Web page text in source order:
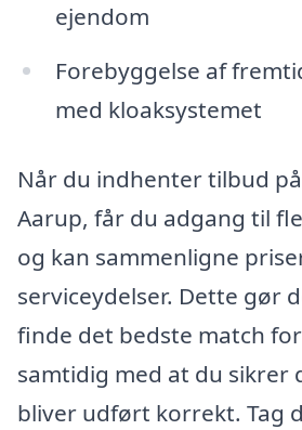
ejendom
Forebyggelse af
med kloaksystemet
Når du indhenter tilbud
Aarup, får du adgang til
og kan sammenligne
serviceydelser. Dette gør
finde det bedste match
samtidig med at du sikrer
bliver udført korrekt. Tag